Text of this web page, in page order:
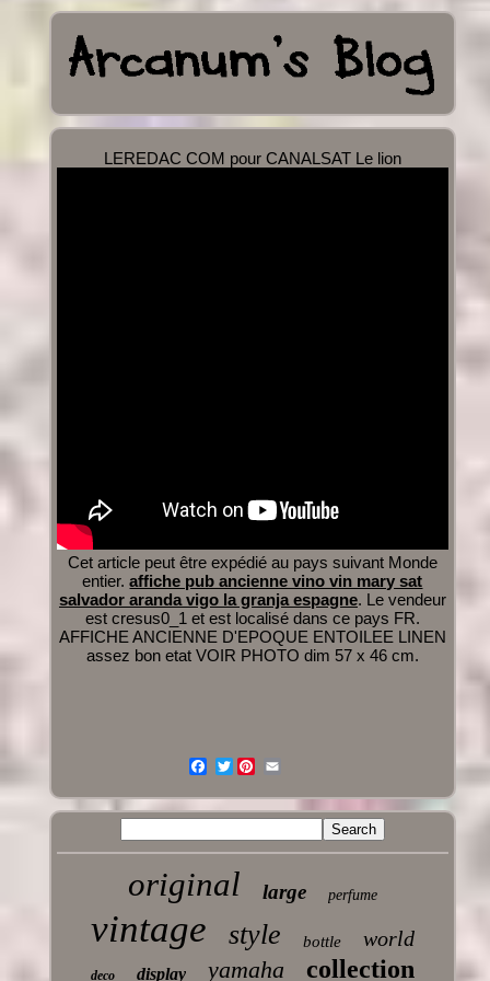
LEREDAC COM pour CANALSAT Le lion
Cet article peut être expédié au pays suivant Monde
entier.affiche pub ancienne vino vin mary sat
salvador aranda vigo la granja espagne. Le vendeur
est cresus0_1 et est localisé dans ce pays FR.
AFFICHE ANCIENNE D'EPOQUE ENTOILEE LINEN
assez bon etat VOIR PHOTO dim 57 x 46 cm.
Twitter
original large perfume
vintage style bottle world
deco display yamaha collection